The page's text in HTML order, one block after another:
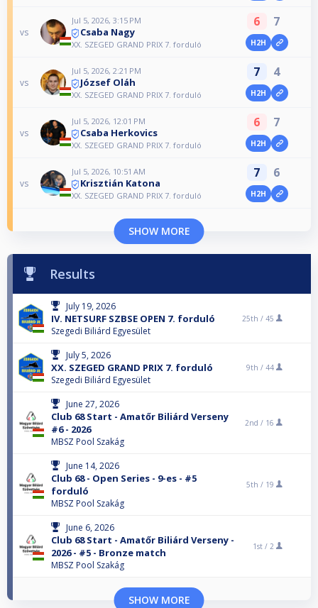
vs
Jul 5, 2026, 3:15 PM
Csaba Nagy
XX. SZEGED GRAND PRIX 7. forduló
6 7
H2H
vs
Jul 5, 2026, 2:21 PM
József Oláh
XX. SZEGED GRAND PRIX 7. forduló
7 4
H2H
vs
Jul 5, 2026, 12:01 PM
Csaba Herkovics
XX. SZEGED GRAND PRIX 7. forduló
6 7
H2H
vs
Jul 5, 2026, 10:51 AM
Krisztián Katona
XX. SZEGED GRAND PRIX 7. forduló
7 6
H2H
SHOW MORE
Results
July 19, 2026
IV. NETSURF SZBSE OPEN 7. forduló
Szegedi Biliárd Egyesület
25th / 45
July 5, 2026
XX. SZEGED GRAND PRIX 7. forduló
Szegedi Biliárd Egyesület
9th / 44
June 27, 2026
Club 68 Start - Amatőr Biliárd Verseny
#6 - 2026
MBSZ Pool Szakág
2nd / 16
June 14, 2026
Club 68 - Open Series - 9-es - #5
forduló
MBSZ Pool Szakág
5th / 19
June 6, 2026
Club 68 Start - Amatőr Biliárd Verseny -
2026 - #5 - Bronze match
MBSZ Pool Szakág
1st / 2
SHOW MORE